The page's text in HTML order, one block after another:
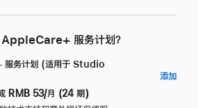
AppleCare+ 服务计划？
务计划 (适用于 Studio
RMB 53/月 (24 期)
添加